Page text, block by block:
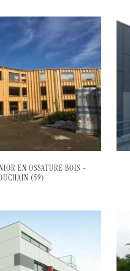
EN OSSATURE BOIS –
(59)